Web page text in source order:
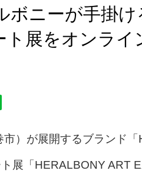
ボニーが手掛
ト展をオンライ
）が展開するブランド
展「HERALBONY ART